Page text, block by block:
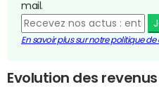
mail.
En savoir plus sur notre politique
Evolution des